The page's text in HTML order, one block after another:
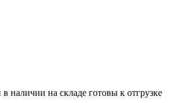
наличии на складе готовы к отгрузке